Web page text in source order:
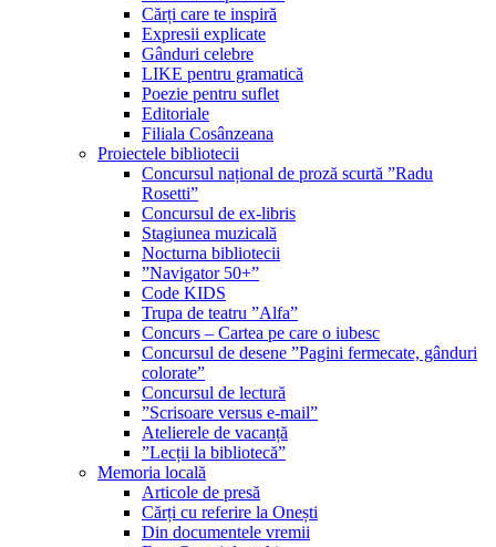
Cărți care te inspiră
Expresii explicate
Gânduri celebre
LIKE pentru gramatică
Poezie pentru suflet
Editoriale
Filiala Cosânzeana
Proiectele bibliotecii
Concursul național de proză scurtă ”Radu
Rosetti”
Concursul de ex-libris
Stagiunea muzicală
Nocturna bibliotecii
”Navigator 50+”
Code KIDS
Trupa de teatru ”Alfa”
Concurs – Cartea pe care o iubesc
Concursul de desene ”Pagini fermecate, gânduri
colorate”
Concursul de lectură
”Scrisoare versus e-mail”
Atelierele de vacanță
”Lecții la bibliotecă”
Memoria locală
Articole de presă
Cărți cu referire la Onești
Din documentele vremii